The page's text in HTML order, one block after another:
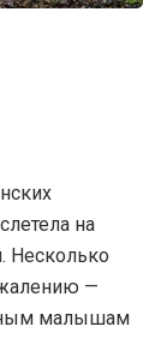
на
Несколько
—
малышам